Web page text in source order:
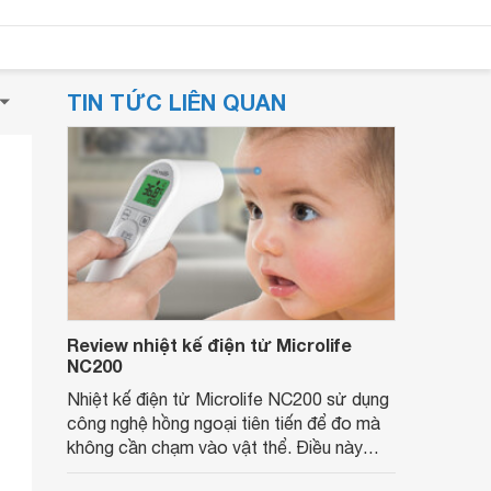
TIN TỨC LIÊN QUAN
Review nhiệt kế điện tử Microlife
NC200
Nhiệt kế điện tử Microlife NC200 sử dụng
công nghệ hồng ngoại tiên tiến để đo mà
không cần chạm vào vật thể. Điều này